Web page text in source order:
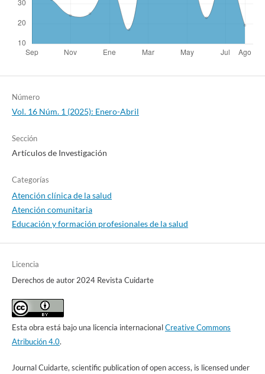
Número
Vol. 16 Núm. 1 (2025): Enero-Abril
Sección
Artículos de Investigación
Categorías
Atención clínica de la salud
Atención comunitaria
Educación y formación profesionales de la salud
Licencia
Derechos de autor 2024 Revista Cuidarte
Esta obra está bajo una licencia internacionalCreative Commons
Atribución 4.0.
Journal Cuidarte, scientific publication of open access, is licensed under